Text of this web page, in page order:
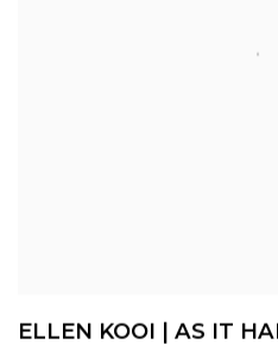
ELLEN KOOI | AS IT